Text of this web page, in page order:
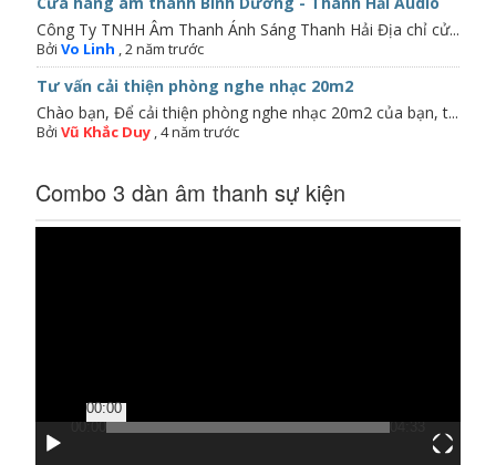
Công Ty TNHH Âm Thanh Ánh Sáng Thanh Hải Địa chỉ cử...
Bởi Vo Linh ,2 năm trước
Tư vấn cải thiện phòng nghe nhạc 20m2
Chào bạn, Để cải thiện phòng nghe nhạc 20m2 của bạn, t...
Bởi Vũ Khắc Duy ,4 năm trước
Combo 3 dàn âm thanh sự kiện
00:00
00:00
04:33